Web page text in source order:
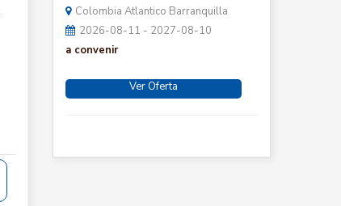
Colombia Atlantico Barranquilla
2026-08-11 - 2027-08-10
a convenir
Ver Oferta